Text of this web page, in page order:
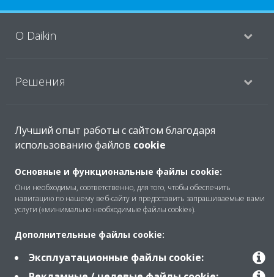
O Daikin
Решения
Помощь
Продукты
Правила
Использование cookie
Конфиденциальность данных
Корпоративная этика
Лучший опыт работы с сайтом благодаря
использованию файлов cookie
Основные и функциональные файлы cookie:
Они необходимы, соответственно, для того, чтобы обеспечить
навигацию по нашему веб-сайту и предоставить запрашиваемые вами
услуги («минимально необходимые файлы cookie»).
Дополнительные файлы cookie:
Эксплуатационные файлы cookie: